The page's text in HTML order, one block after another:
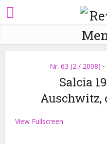
Nr. 63 (2 / 2008) •
Salcia
Auschwitz,
View Fullscreen